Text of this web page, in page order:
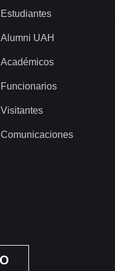
Estudiantes
Alumni UAH
Académicos
Funcionarios
Visitantes
Comunicaciones